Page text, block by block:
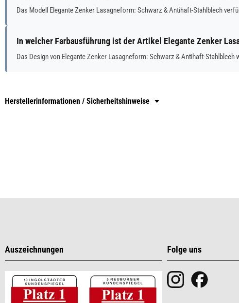
Das Modell Elegante Zenker Lasagneform: Schwarz & Antihaft-Stahlblech
In welcher Farbausführung ist der Artikel Elegante Zenker
Das Design von Elegante Zenker Lasagneform: Schwarz & Antihaft-
Herstellerinformationen / Sicherheitshinweise
Auszeichnungen Folge uns